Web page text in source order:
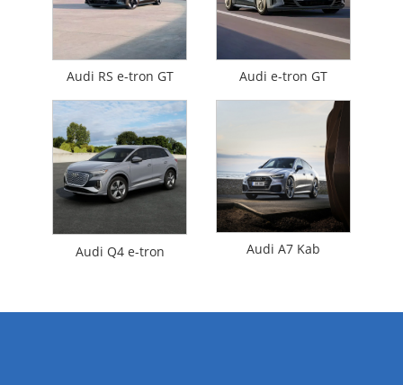
Audi RS e-tron GT Audi e-tron GT
Audi Q4 e-tron Audi A7 Kab